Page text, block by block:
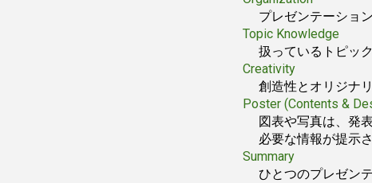
プレゼンテーショ
Topic Knowledge
扱っているトピッ
Creativity
創造性とオリジナ
Poster (Contents &
図表や写真は、発
必要な情報が提示
Summary
ひとつのプレゼン